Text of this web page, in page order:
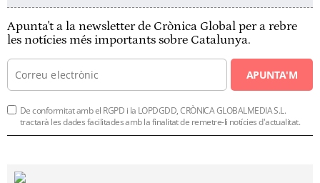
Apunta't a la newsletter de Crònica Global per a rebre
les notícies més importants sobre Catalunya.
APUNTA'M
De conformitat amb el RGPD i la LOPDGDD, CRÒNICA GLOBALMEDIA S.L.
tractarà les dades facilitades amb la finalitat de remetre-li notícies d'actualitat.